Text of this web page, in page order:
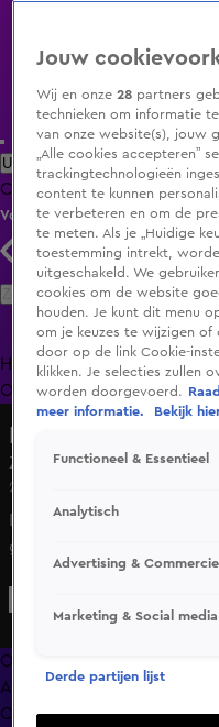
Uitzending Gemist Populaire
ClipsFilmsRadioSmart TV
Volg KIJK
Zoeken
HomeUitzending Gemist
OranjezomerLivestreams
Zakjes gooien gaat mis:
25 okt 2025, 21:30
In De Alleskunner VIPS
gemaakt. Ze moeten
een zelfgemaakte poort.
Overzicht
Afleveringen
Clips
Jouw
Wij en onze28 partners
technieken om informatie
van onze website(s), jouw
„Alle cookies accepteren”
trackingtechnologieën
content te kunnen
te verbeteren en om de
te meten. Als je „Huidige
toestemming intrekt,
uitgeschakeld. We
cookies om de website
houden. Je kunt dit menu
om je keuzes te wijzigen
door op de link Cookie-
klikken. Je selecties zullen
worden doorgevoerd.
meer informatie.
Bekijk
Functioneel & Essentieel
Analytisch
Advertising &
Marketing & Social media
Derde partijen lijst